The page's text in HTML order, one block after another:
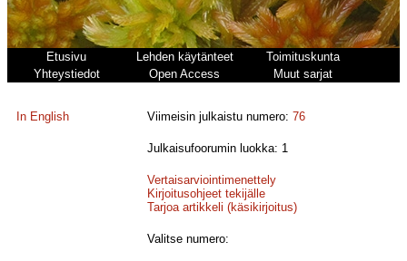
Etusivu Lehden käytänteet
Toimituskunta
Yhteystiedot
Open Access Muut sarjat
In English Viimeisin julkaistu numero:76
Julkaisufoorumin luokka: 1
Vertaisarviointimenettely
Kirjoitusohjeet tekijälle
Tarjoa artikkeli (käsikirjoitus)
Valitse numero: